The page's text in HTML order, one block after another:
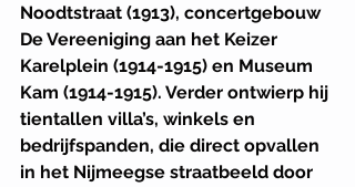
Noodtstraat (1913), concertgebouw
De Vereeniging aan het Keizer
Karelplein (1914-1915) en Museum
Kam (1914-1915). Verder ontwierp hij
tientallen villa’s, winkels en
bedrijfspanden, die direct opvallen
in het Nijmeegse straatbeeld door